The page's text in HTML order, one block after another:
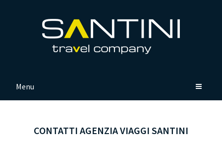
Menu
CONTATTI AGENZIA VIAGGI SANTINI